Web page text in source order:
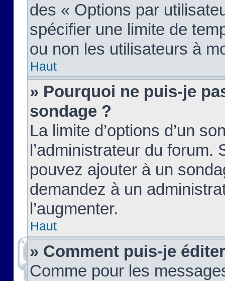
des « Options par
spécifier une limite de
ou non les utilisateurs à
Haut
» Pourquoi ne puis-je
sondage ?
La limite d’options d’un
l’administrateur du forum.
pouvez ajouter à un
demandez à un
l’augmenter.
Haut
» Comment puis-je
Comme pour les